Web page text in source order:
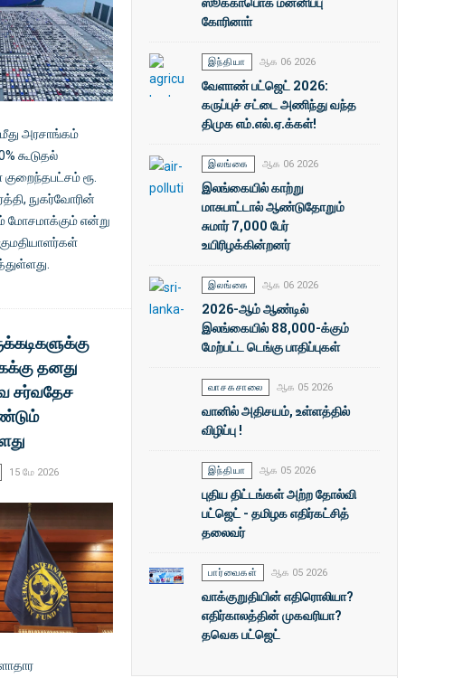
அரசாங்கம்
கூடுதல்
ரூ.
நுகர்வோரின்
மோசமாக்கும் என்று
தனது
சர்வதேச
15 மே 2026
கோரினாா்
இந்தியா ஆக 06 2026
வேளாண் பட்ஜெட் 2026:
கருப்புச் சட்டை அணிந்து வந்த
திமுக எம்.எல்.ஏ.க்கள்!
இலங்கை ஆக 06 2026
இலங்கையில் காற்று
மாசுபாட்டால் ஆண்டுதோறும்
சுமார் 7,000 பேர்
உயிரிழக்கின்றனர்
இலங்கை ஆக 06 2026
2026-ஆம் ஆண்டில்
இலங்கையில் 88,000-க்கும்
மேற்பட்ட டெங்கு பாதிப்புகள்
வாசகசாலை ஆக 05 2026
வானில் அதிசயம், உள்ளத்தில்
விழிப்பு !
இந்தியா ஆக 05 2026
புதிய திட்டங்கள் அற்ற தோல்வி
பட்ஜெட் - தமிழக எதிர்கட்சித்
தலைவர்
பார்வைகள் ஆக 05 2026
வாக்குறுதியின் எதிரொலியா?
எதிர்காலத்தின் முகவரியா?
தவெக பட்ஜெட்